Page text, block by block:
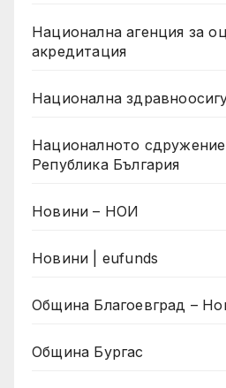
Национална агенция за
акредитация
Национална
Националното
Република България
Новини – НОИ
Новини | eufunds
Община Благоевград –
Община Бургас